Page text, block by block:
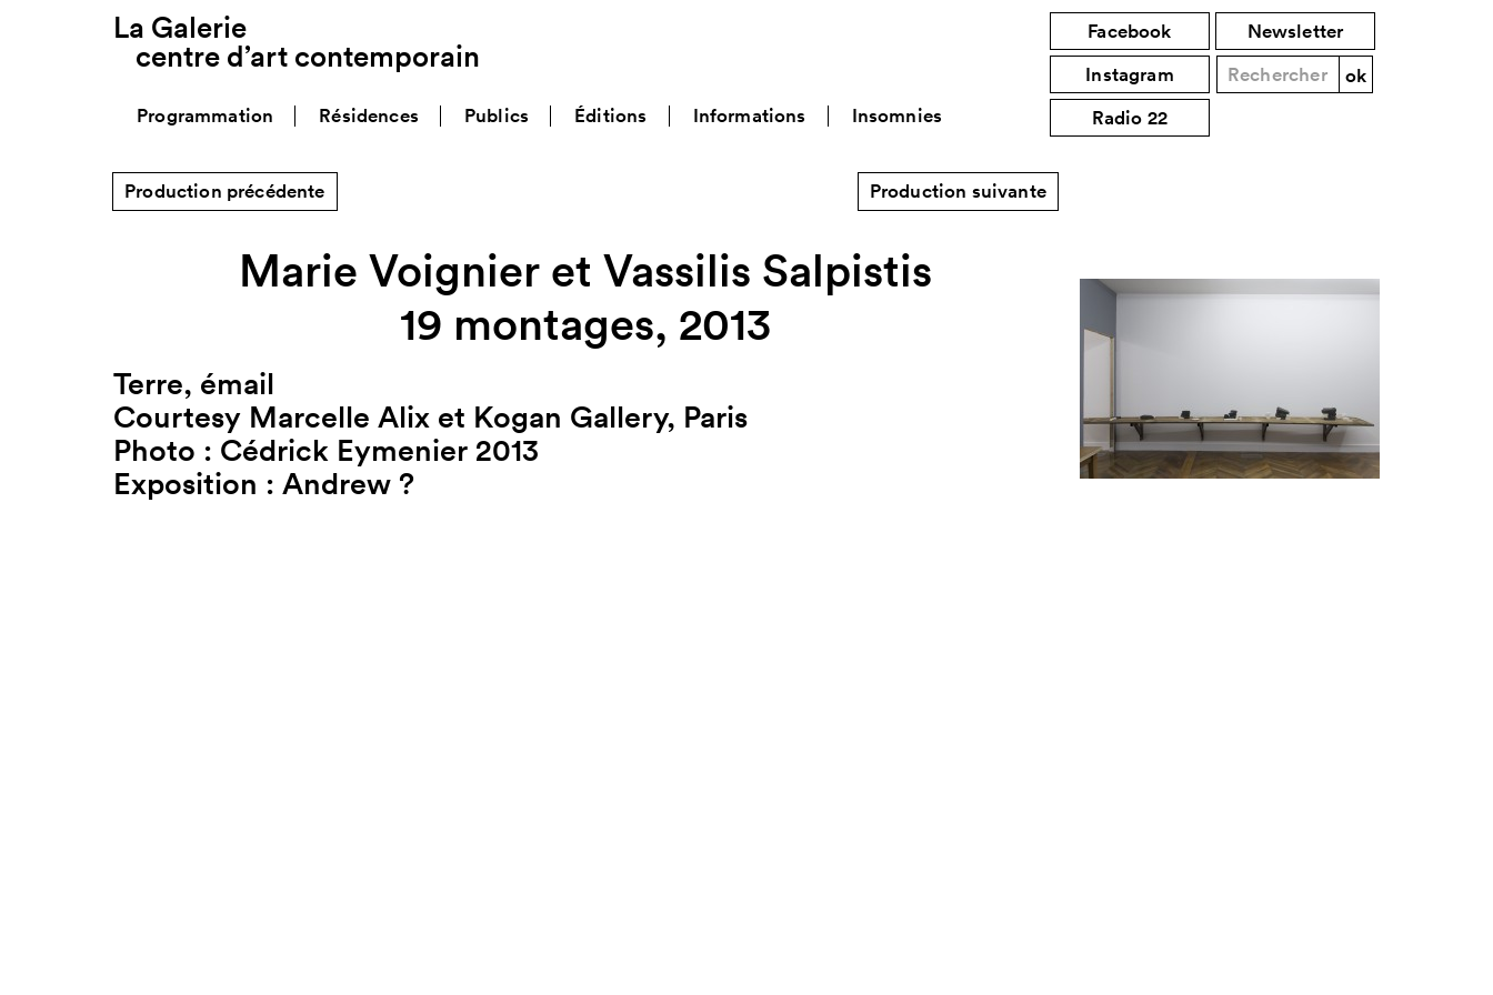
La Galerie
centre d’art contemporain
Programmation Résidences Publics Éditions Informations Insomnies
Facebook
Instagram
Radio 22
Newsletter
Production précédente Production suivante
Marie Voignier et Vassilis Salpistis
19 montages, 2013
Terre, émail
Courtesy Marcelle Alix et Kogan Gallery, Paris
Photo : Cédrick Eymenier 2013
Exposition : Andrew ?